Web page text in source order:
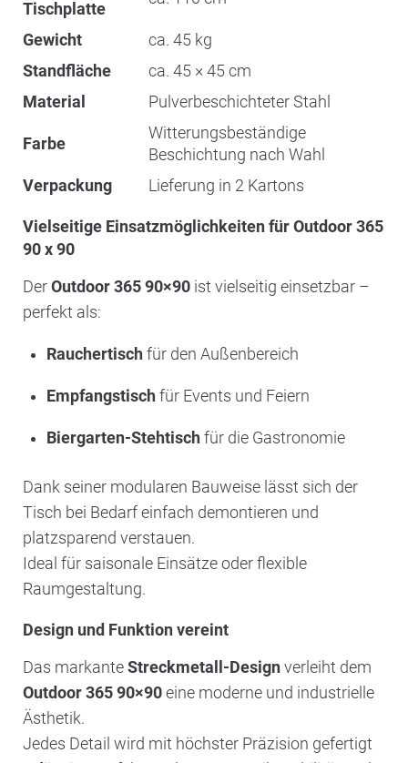
Tischplatte
Gewicht
ca. 45 kg
Standfläche
ca. 45 × 45 cm
Material
Pulverbeschichteter Stahl
Farbe
Witterungsbeständige
Beschichtung nach Wahl
Verpackung
Lieferung in 2 Kartons
Vielseitige Einsatzmöglichkeiten für Outdoor 365
90 x 90
DerOutdoor 365 90×90 ist vielseitig einsetzbar –
perfekt als:
Rauchertischfür den Außenbereich
Empfangstischfür Events und Feiern
Biergarten-Stehtischfür die Gastronomie
Dank seiner modularen Bauweise lässt sich der
Tisch bei Bedarf einfach demontieren und
platzsparend verstauen.
Ideal für saisonale Einsätze oder flexible
Raumgestaltung.
Design und Funktion vereint
Das markanteStreckmetall-Designverleiht dem
Outdoor 365 90×90eine moderne und industrielle
Ästhetik.
Jedes Detail wird mit höchster Präzision gefertigt